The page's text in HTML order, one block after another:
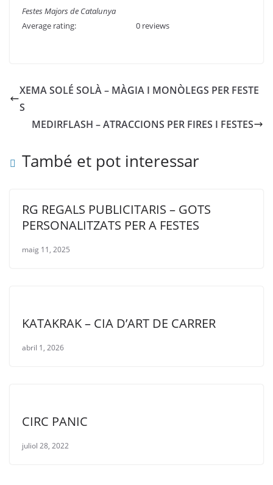
Festes Majors de Catalunya
Average rating:
0 reviews
XEMA SOLÉ SOLÀ – MÀGIA I MONÒLEGS PER FESTE
S
MEDIRFLASH – ATRACCIONS PER FIRES I FESTES
També et pot interessar
RG REGALS PUBLICITARIS – GOTS
PERSONALITZATS PER A FESTES
maig 11, 2025
KATAKRAK – CIA D’ART DE CARRER
abril 1, 2026
CIRC PANIC
juliol 28, 2022